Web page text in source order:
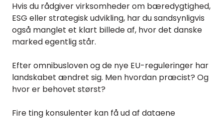
Hvis du rådgiver virksomheder om bæredygtighed,
ESG eller strategisk udvikling, har du sandsynligvis
også manglet et klart billede af, hvor det danske
marked egentlig står.
Efter omnibusloven og de nye EU-reguleringer har
landskabet ændret sig. Men hvordan præcist? Og
hvor er behovet størst?
Fire ting konsulenter kan få ud af dataene